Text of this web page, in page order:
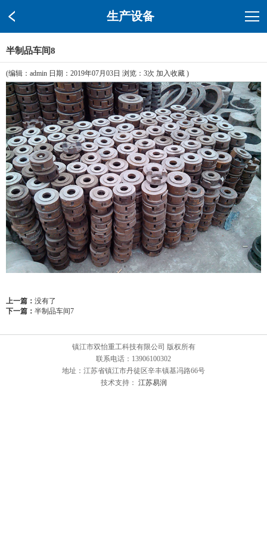
生产设备
半制品车间8
(编辑：admin 日期：2019年07月03日 浏览： 3次 加入收藏 )
上一篇： 没有了
下一篇： 半制品车间7
镇江市双怡重工科技有限公司 版权所有
联系电话：13906100302
地址：江苏省镇江市丹徒区辛丰镇基冯路66号
技术支持： 江苏易润